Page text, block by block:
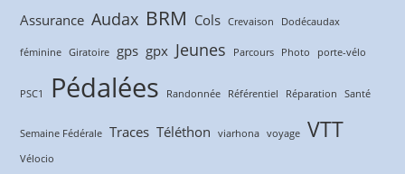
Assurance Audax BRM Cols Crevaison Dodécaudax
féminine Giratoire gps gpx Jeunes Parcours Photo porte-vélo
PSC1 Pédalées Randonnée Référentiel Réparation Santé
Semaine Fédérale Traces Téléthon viarhona voyage VTT
Vélocio